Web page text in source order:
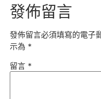
發佈留言
發佈留言必須填寫的電子
示為 *
留言 *